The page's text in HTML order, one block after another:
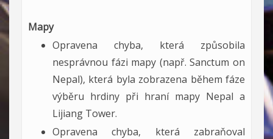
Mapy
Opravena chyba, která způsobila
nesprávnou fázi mapy (např. Sanctum on
Nepal), která byla zobrazena během fáze
výběru hrdiny při hraní mapy Nepal a
Lijiang Tower.
Opravena chyba, která zabraňoval